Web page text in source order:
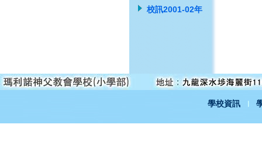
校訊2001-02年
學校資訊